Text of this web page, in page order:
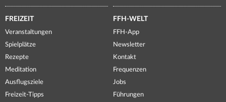
FREIZEIT
Veranstaltungen
Spielplätze
Rezepte
Meditation
Ausflugsziele
Freizeit-Tipps
FFH-WELT
FFH-App
Newsletter
Kontakt
Frequenzen
Jobs
Führungen